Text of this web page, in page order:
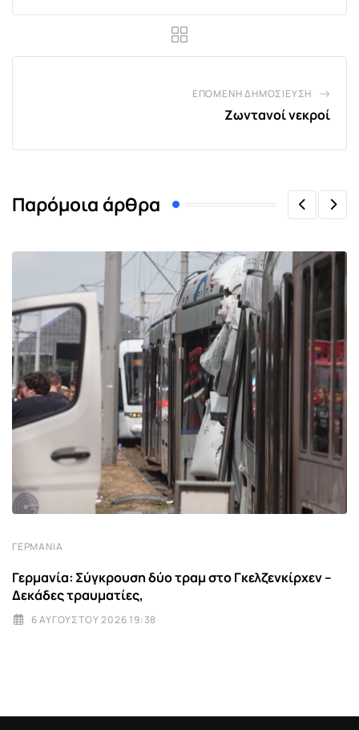
ΕΠΌΜΕΝΗ ΔΗΜΟΣΊΕΥΣΗ
Ζωντανοί νεκροί
Παρόμοια άρθρα
ΓΕΡΜΑΝΊΑ
Γερμανία: Σύγκρουση δύο τραμ στο Γκελζενκίρχεν –
Δεκάδες τραυματίες,
6 ΑΥΓΟΎΣΤΟΥ 2026 19:38